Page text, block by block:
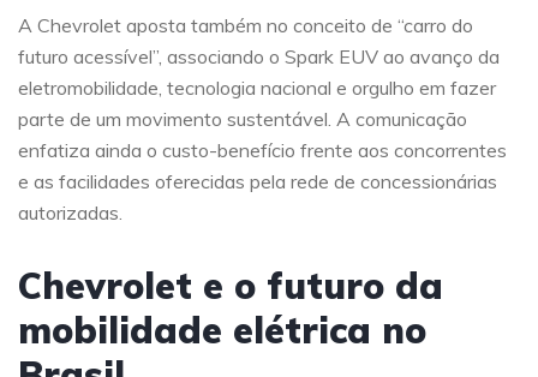
A Chevrolet aposta também no conceito de “carro do
futuro acessível”, associando o Spark EUV ao avanço da
eletromobilidade, tecnologia nacional e orgulho em fazer
parte de um movimento sustentável. A comunicação
enfatiza ainda o custo-benefício frente aos concorrentes
e as facilidades oferecidas pela rede de concessionárias
autorizadas.
Chevrolet e o futuro da
mobilidade elétrica no